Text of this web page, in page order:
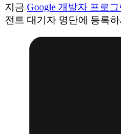
지금 Google 개발자 프로그
전트 대기자 명단에 등록